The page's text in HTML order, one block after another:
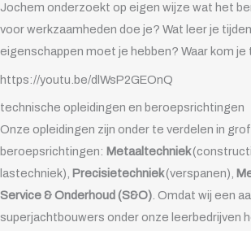
Jochem onderzoekt op eigen wijze wat het
voor werkzaamheden doe je? Wat leer je
eigenschappen moet je hebben? Waar kom je
https://youtu.be/dlWsP2GEOnQ
technische opleidingen en beroepsrichtingen
Onze opleidingen zijn onder te verdelen in
beroepsrichtingen: Metaaltechniek
lastechniek), Precisietechniek(verspanen),
Service & Onderhoud (S&O) . Omdat wij een
superjachtbouwers onder onze leerbedrijven